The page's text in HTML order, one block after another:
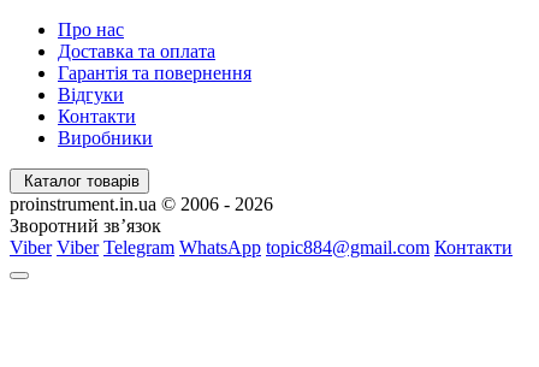
Про нас
Доставка та оплата
Гарантія та повернення
Відгуки
Контакти
Виробники
Каталог товарів
proinstrument.in.ua © 2006 - 2026
Зворотний зв’язок
Viber Viber Telegram WhatsApp topic884@gmail.com Контакти